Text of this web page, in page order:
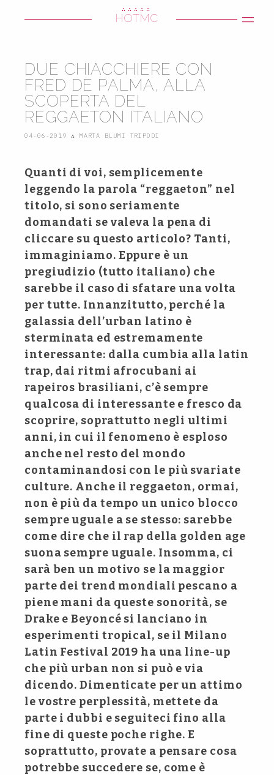
HOTMC
∴∴∴∴∴
DUE CHIACCHIERE CON
FRED DE PALMA, ALLA
SCOPERTA DEL
REGGAETON ITALIANO
04-06-2019 ∴ MARTA BLUMI TRIPODI
Quanti di voi, semplicemente
leggendo la parola “reggaeton” nel
titolo, si sono seriamente
domandati se valeva la pena di
cliccare su questo articolo? Tanti,
immaginiamo. Eppure è un
pregiudizio (tutto italiano) che
sarebbe il caso di sfatare una volta
per tutte. Innanzitutto, perché la
galassia dell’urban latino è
sterminata ed estremamente
interessante: dalla cumbia alla latin
trap, dai ritmi afrocubani ai
rapeiros brasiliani, c’è sempre
qualcosa di interessante e fresco da
scoprire, soprattutto negli ultimi
anni, in cui il fenomeno è esploso
anche nel resto del mondo
contaminandosi con le più svariate
culture. Anche il reggaeton, ormai,
non è più da tempo un unico blocco
sempre uguale a se stesso: sarebbe
come dire che il rap della golden age
suona sempre uguale. Insomma, ci
sarà ben un motivo se la maggior
parte dei trend mondiali pescano a
piene mani da queste sonorità, se
Drake e Beyoncé si lanciano in
esperimenti tropical, se il Milano
Latin Festival 2019 ha una line-up
che più urban non si può e via
dicendo. Dimenticate per un attimo
le vostre perplessità, mettete da
parte i dubbi e seguiteci fino alla
fine di queste poche righe. E
soprattutto, provate a pensare cosa
potrebbe succedere se, come è